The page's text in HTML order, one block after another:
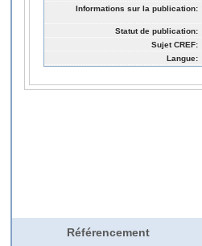
Informations sur la publication:
Statut de publication:
Sujet CREF:
Langue:
Référencement